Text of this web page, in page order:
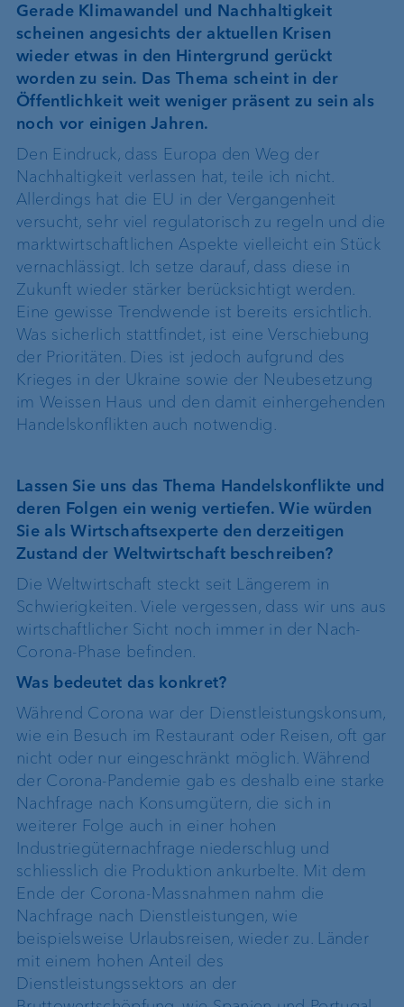
Gerade Klimawandel und Nachhaltigkeit
scheinen angesichts der aktuellen Krisen
wieder etwas in den Hintergrund gerückt
worden zu sein. Das Thema scheint in der
Öffentlichkeit weit weniger präsent zu sein als
noch vor einigen Jahren.
Den Eindruck, dass Europa den Weg der
Nachhaltigkeit verlassen hat, teile ich nicht.
Allerdings hat die EU in der Vergangenheit
versucht, sehr viel regulatorisch zu regeln und die
marktwirtschaftlichen Aspekte vielleicht ein Stück
vernachlässigt. Ich setze darauf, dass diese in
Zukunft wieder stärker berücksichtigt werden.
Eine gewisse Trendwende ist bereits ersichtlich.
Was sicherlich stattfindet, ist eine Verschiebung
der Prioritäten. Dies ist jedoch aufgrund des
Krieges in der Ukraine sowie der Neubesetzung
im Weissen Haus und den damit einhergehenden
Handelskonflikten auch notwendig.
Lassen Sie uns das Thema Handelskonflikte und
deren Folgen ein wenig vertiefen. Wie würden
Sie als Wirtschaftsexperte den derzeitigen
Zustand der Weltwirtschaft beschreiben?
Die Weltwirtschaft steckt seit Längerem in
Schwierigkeiten. Viele vergessen, dass wir uns aus
wirtschaftlicher Sicht noch immer in der Nach-
Corona-Phase befinden.
Was bedeutet das konkret?
Während Corona war der Dienstleistungskonsum,
wie ein Besuch im Restaurant oder Reisen, oft gar
nicht oder nur eingeschränkt möglich. Während
der Corona-Pandemie gab es deshalb eine starke
Nachfrage nach Konsumgütern, die sich in
weiterer Folge auch in einer hohen
Industriegüternachfrage niederschlug und
schliesslich die Produktion ankurbelte. Mit dem
Ende der Corona-Massnahmen nahm die
Nachfrage nach Dienstleistungen, wie
beispielsweise Urlaubsreisen, wieder zu. Länder
mit einem hohen Anteil des
Dienstleistungssektors an der